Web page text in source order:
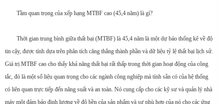
Tầm quan trọng của xếp hạng MTBF cao (45,4 năm) là gì?
Thời gian trung bình giữa thất bại (MTBF) là 45,4 năm là một dự báo thống kê về độ
tin cậy, được tính dựa trên phân tích căng thẳng thành phần và dữ liệu tỷ lệ thất bại lịch sử.
Giá trị MTBF cao cho thấy khả năng thất bại rất thấp trong thời gian hoạt động của công
tắc, đó là một số liệu quan trọng cho các ngành công nghiệp mà tính sẵn có của hệ thống
có liên quan trực tiếp đến năng suất và an toàn. Nó cung cấp cho các kỹ sư và quản lý nhà
máy một đảm bảo định lượng về độ bền của sản phẩm và sự phù hợp của nó cho các ứng